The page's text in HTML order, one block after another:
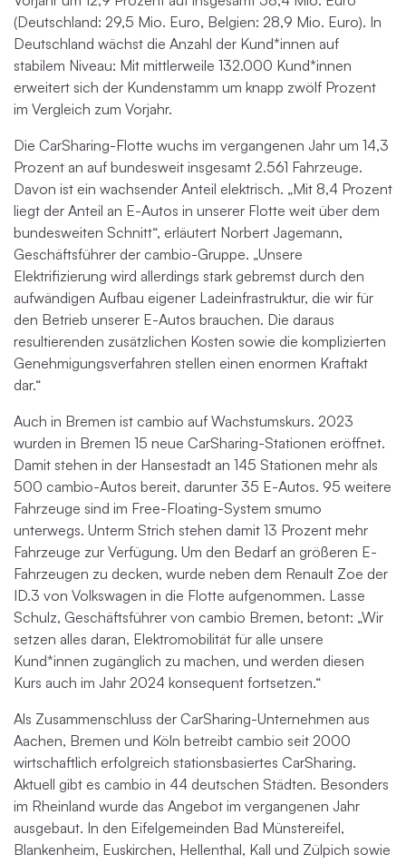
(Deutschland: 29,5 Mio. Euro, Belgien: 28,9 Mio. Euro). In
Deutschland wächst die Anzahl der Kund*innen auf
stabilem Niveau: Mit mittlerweile 132.000 Kund*innen
erweitert sich der Kundenstamm um knapp zwölf Prozent
im Vergleich zum Vorjahr.
Die CarSharing-Flotte wuchs im vergangenen Jahr um 14,3
Prozent an auf bundesweit insgesamt 2.561 Fahrzeuge.
Davon ist ein wachsender Anteil elektrisch. „Mit 8,4 Prozent
liegt der Anteil an E-Autos in unserer Flotte weit über dem
bundesweiten Schnitt“, erläutert Norbert Jagemann,
Geschäftsführer der cambio-Gruppe. „Unsere
Elektrifizierung wird allerdings stark gebremst durch den
aufwändigen Aufbau eigener Ladeinfrastruktur, die wir für
den Betrieb unserer E-Autos brauchen. Die daraus
resultierenden zusätzlichen Kosten sowie die komplizierten
Genehmigungsverfahren stellen einen enormen Kraftakt
dar.“
Auch in Bremen ist cambio auf Wachstumskurs. 2023
wurden in Bremen 15 neue CarSharing-Stationen eröffnet.
Damit stehen in der Hansestadt an 145 Stationen mehr als
500 cambio-Autos bereit, darunter 35 E-Autos. 95 weitere
Fahrzeuge sind im Free-Floating-System smumo
unterwegs. Unterm Strich stehen damit 13 Prozent mehr
Fahrzeuge zur Verfügung. Um den Bedarf an größeren E-
Fahrzeugen zu decken, wurde neben dem Renault Zoe der
ID.3 von Volkswagen in die Flotte aufgenommen. Lasse
Schulz, Geschäftsführer von cambio Bremen, betont: „Wir
setzen alles daran, Elektromobilität für alle unsere
Kund*innen zugänglich zu machen, und werden diesen
Kurs auch im Jahr 2024 konsequent fortsetzen.“
Als Zusammenschluss der CarSharing-Unternehmen aus
Aachen, Bremen und Köln betreibt cambio seit 2000
wirtschaftlich erfolgreich stationsbasiertes CarSharing.
Aktuell gibt es cambio in 44 deutschen Städten. Besonders
im Rheinland wurde das Angebot im vergangenen Jahr
ausgebaut. In den Eifelgemeinden Bad Münstereifel,
Blankenheim, Euskirchen, Hellenthal, Kall und Zülpich sowie